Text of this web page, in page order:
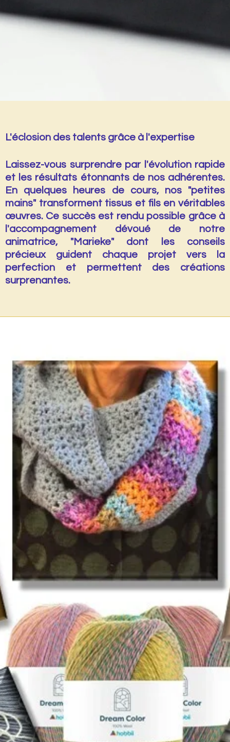
L'éclosion des talents grâce à l'expertise
Laissez-vous surprendre par l'évolution rapide
et les résultats étonnants de nos adhérentes.
En quelques heures de cours, nos "petites
mains" transforment tissus et fils en véritables
œuvres. Ce succès est rendu possible grâce à
l'accompagnement dévoué de notre
animatrice, "Marieke" dont les conseils
précieux guident chaque projet vers la
perfection et permettent des créations
surprenantes.